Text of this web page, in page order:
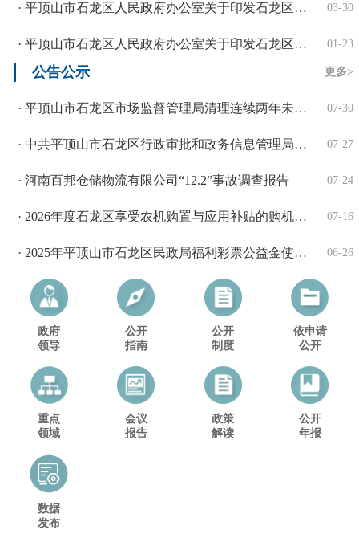
· 平顶山市石龙区人民政府办公室关于印发石龙区2026年度国有建... 03-30
· 平顶山市石龙区人民政府办公室关于印发石龙区2026年冬春绿化... 01-23
公告公示 更多>
· 平顶山市石龙区市场监督管理局清理连续两年未按规定报送年度报告... 07-30
· 中共平顶山市石龙区行政审批和政务信息管理局党组关于区委第三巡... 07-27
· 河南百邦仓储物流有限公司“12.2”事故调查报告 07-24
· 2026年度石龙区享受农机购置与应用补贴的购机者第一批发放信... 07-16
· 2025年平顶山市石龙区民政局福利彩票公益金使用情况公告 06-26
政府
领导
公开
指南
公开
制度
依申请
公开
重点
领域
会议
报告
政策
解读
公开
年报
数据
发布